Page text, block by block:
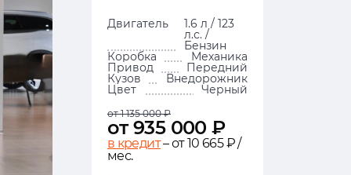
Двигатель 1.6 л / 123
л.с. /
Бензин
Коробка Механика
Привод Передний
Кузов Внедорожник
Цвет Черный
от 1 135 000 ₽
от 935 000 ₽
в кредит– от 10 665 ₽ /
мес.